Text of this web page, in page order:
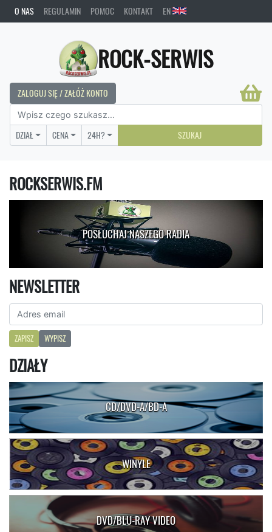
O NAS REGULAMIN POMOC KONTAKT EN
ROCK-SERWIS
ZALOGUJ SIĘ / ZAŁÓŻ KONTO
DZIAŁ CENA 24H? SZUKAJ
ROCKSERWIS.FM
POSŁUCHAJ NASZEGO RADIA
NEWSLETTER
ZAPISZ WYPISZ
DZIAŁY
CD/DVD-A/BD-A
WINYLE
DVD/BLU-RAY VIDEO